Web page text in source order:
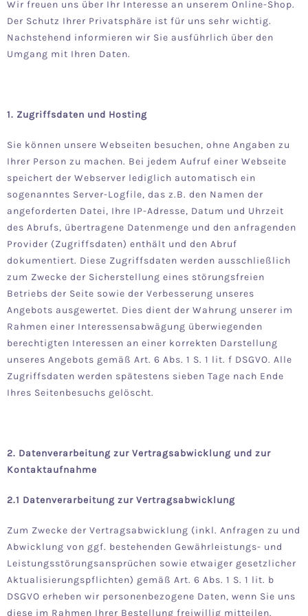
Wir freuen uns über Ihr Interesse an unserem Online-Shop.
Der Schutz Ihrer Privatsphäre ist für uns sehr wichtig.
Nachstehend informieren wir Sie ausführlich über den
Umgang mit Ihren Daten.
1. Zugriffsdaten und Hosting
Sie können unsere Webseiten besuchen, ohne Angaben zu
Ihrer Person zu machen. Bei jedem Aufruf einer Webseite
speichert der Webserver lediglich automatisch ein
sogenanntes Server-Logfile, das z.B. den Namen der
angeforderten Datei, Ihre IP-Adresse, Datum und Uhrzeit
des Abrufs, übertragene Datenmenge und den anfragenden
Provider (Zugriffsdaten) enthält und den Abruf
dokumentiert. Diese Zugriffsdaten werden ausschließlich
zum Zwecke der Sicherstellung eines störungsfreien
Betriebs der Seite sowie der Verbesserung unseres
Angebots ausgewertet. Dies dient der Wahrung unserer im
Rahmen einer Interessensabwägung überwiegenden
berechtigten Interessen an einer korrekten Darstellung
unseres Angebots gemäß Art. 6 Abs. 1 S. 1 lit. f DSGVO. Alle
Zugriffsdaten werden spätestens sieben Tage nach Ende
Ihres Seitenbesuchs gelöscht.
2. Datenverarbeitung zur Vertragsabwicklung und zur
Kontaktaufnahme
2.1 Datenverarbeitung zur Vertragsabwicklung
Zum Zwecke der Vertragsabwicklung (inkl. Anfragen zu und
Abwicklung von ggf. bestehenden Gewährleistungs- und
Leistungsstörungsansprüchen sowie etwaiger gesetzlicher
Aktualisierungspflichten) gemäß Art. 6 Abs. 1 S. 1 lit. b
DSGVO erheben wir personenbezogene Daten, wenn Sie uns
diese im Rahmen Ihrer Bestellung freiwillig mitteilen.